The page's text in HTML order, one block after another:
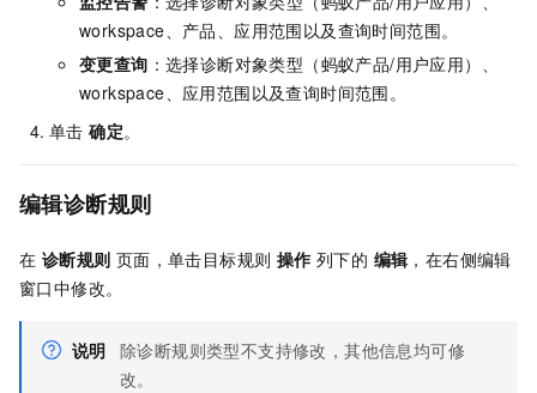
workspace、产品、应用范围以及查询时间范围。
变更查询 ：选择诊断对象类型（蚂蚁产品/用户应用）、
workspace、应用范围以及查询时间范围。
单击确定。
编辑诊断规则
在 诊断规则 页面，单击目标规则 操作 列下的 编辑 ，在右侧编辑
窗口中修改。
说明 除诊断规则类型不支持修改，其他信息均可修
改。